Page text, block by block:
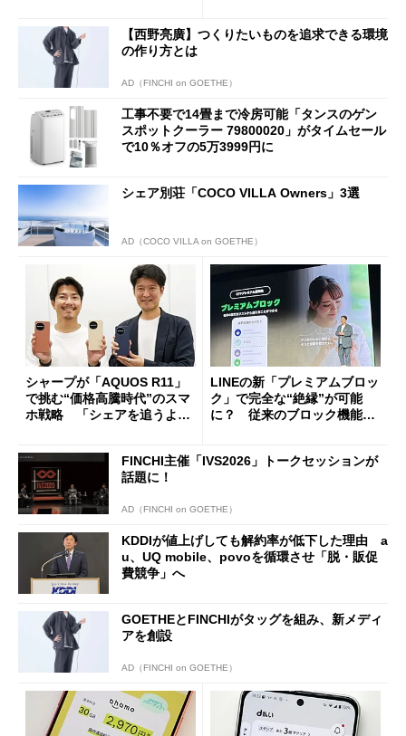
【西野亮廣】つくりたいものを追求できる環境
の作り方とは
AD（FINCHI on GOETHE）
工事不要で14畳まで冷房可能「タンスのゲン
スポットクーラー 79800020」がタイムセール
で10％オフの5万3999円に
シェア別荘「COCO VILLA Owners」3選
AD（COCO VILLA on GOETHE）
シャープが「AQUOS R11」
で挑む“価格高騰時代”のスマ
ホ戦略 「シェアを追うより
LINEの新「プレミアムブロッ
ク」で完全な“絶縁”が可能
に？ 従来のブロック機能と
FINCHI主催「IVS2026」トークセッションが
話題に！
AD（FINCHI on GOETHE）
KDDIが値上げしても解約率が低下した理由 a
u、UQ mobile、povoを循環させ「脱・販促
費競争」へ
GOETHEとFINCHIがタッグを組み、新メディ
アを創設
AD（FINCHI on GOETHE）